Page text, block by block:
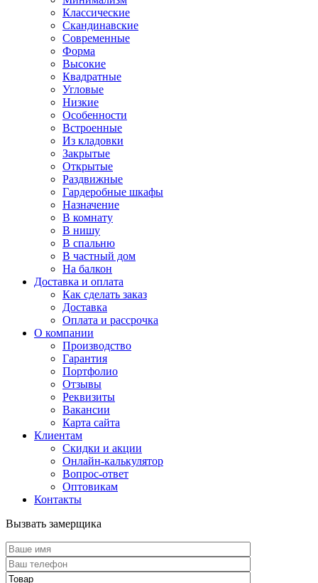
Классические
Скандинавские
Современные
Форма
Высокие
Квадратные
Угловые
Низкие
Особенности
Встроенные
Из кладовки
Закрытые
Открытые
Раздвижные
Гардеробные шкафы
Назначение
В комнату
В нишу
В спальню
В частный дом
На балкон
Доставка и оплата
Как сделать заказ
Доставка
Оплата и рассрочка
О компании
Производство
Гарантия
Портфолио
Отзывы
Реквизиты
Вакансии
Карта сайта
Клиентам
Скидки и акции
Онлайн-калькулятор
Вопрос-ответ
Оптовикам
Контакты
Вызвать замерщика